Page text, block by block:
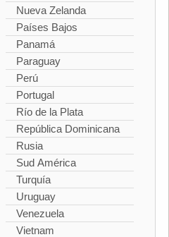
Nueva Zelanda
Países Bajos
Panamá
Paraguay
Perú
Portugal
Río de la Plata
República Dominicana
Rusia
Sud América
Turquía
Uruguay
Venezuela
Vietnam